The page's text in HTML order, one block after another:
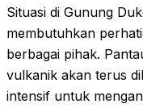
Situasi di Gunung
membutuhkan
berbagai pihak.
vulkanik akan terus
intensif untuk